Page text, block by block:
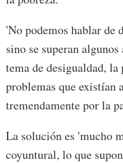
'No podemos hablar de
sino se superan
tema de desigualdad,
problemas que existían
tremendamente por la
La solución es 'mucho
coyuntural, lo que